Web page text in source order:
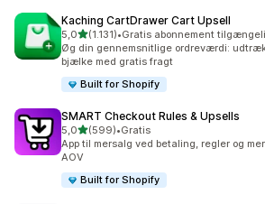
Kaching CartDrawer Cart Upsell
5,0ud af 5 stjerner
(1.131)
1131 anmeldelser i alt
•Gratis abonnement
Øg din gennemsnitlige ordreværdi:
bjælke med gratis fragt
Built for Shopify
SMART Checkout Rules & Upsells
5,0ud af 5 stjerner
(599)
599 anmeldelser i alt
•Gratis
App til mersalg ved betaling, regler og
AOV
Built for Shopify